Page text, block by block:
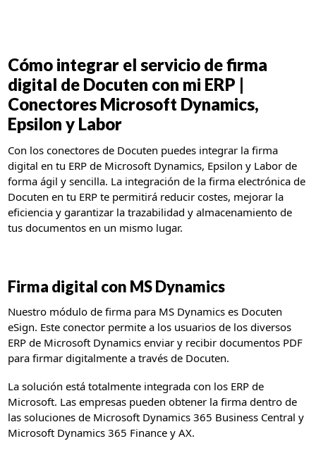
Cómo integrar el servicio defirma
digital de Docuten con mi ERP |
Conectores Microsoft Dynamics,
Epsilon y Labor
Con los conectores de Docuten puedes integrar la firma
digital en tu ERP de Microsoft Dynamics, Epsilon y Labor de
forma ágil y sencilla. La integración de la firma electrónica de
Docuten en tu ERP te permitirá reducir costes, mejorar la
eficiencia y garantizar la trazabilidad y almacenamiento de
tus documentos en un mismo lugar.
Firma digital con MS Dynamics
Nuestro módulo de firma para MS Dynamics es Docuten
eSign. Este conector permite a los usuarios de los diversos
ERP de Microsoft Dynamics enviar y recibir documentos PDF
para firmar digitalmente a través de Docuten.
La solución está totalmente integrada con los ERP de
Microsoft. Las empresas pueden obtener la firma dentro de
las soluciones de Microsoft Dynamics 365 Business Central y
Microsoft Dynamics 365 Finance y AX.